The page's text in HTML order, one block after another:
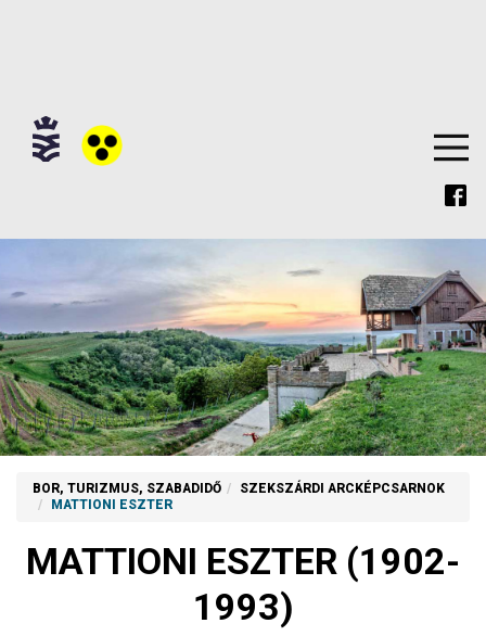
BOR, TURIZMUS, SZABADIDŐ
SZEKSZÁRDI ARCKÉPCSARNOK
MATTIONI ESZTER
MATTIONI ESZTER (1902-
1993)